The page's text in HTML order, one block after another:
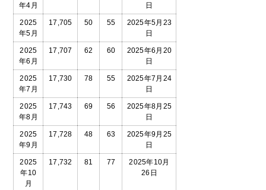
年4月
日
2025
年5月
17,705 50 55
2025年5月23
日
2025
年6月
17,707 62 60
2025年6月20
日
2025
年7月
17,730 78 55
2025年7月24
日
2025
年8月
17,743 69 56
2025年8月25
日
2025
年9月
17,728 48 63
2025年9月25
日
2025
年10
月
17,732 81 77
2025年10月
26日